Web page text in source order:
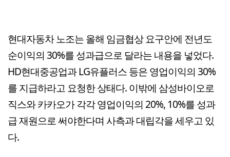
현대자동차 노조는 올해 임금협상 요구안에 전년도
순이익의 30%를 성과급으로 달라는 내용을 넣었다.
HD현대중공업과 LG유플러스 등은 영업이익의 30%
를 지급하라고 요청한 상태다. 이밖에 삼성바이오로
직스와 카카오가 각각 영업이익의 20%, 10%를 성과
급 재원으로 써야한다며 사측과 대립각을 세우고 있
다.